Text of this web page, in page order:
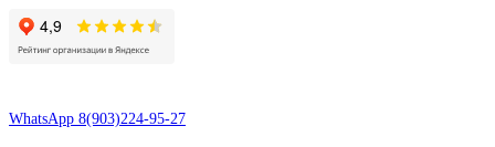
WhatsApp 8(903)224-95-27